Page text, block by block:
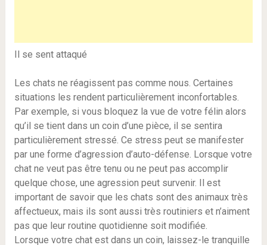
Il se sent attaqué
Les chats ne réagissent pas comme nous. Certaines
situations les rendent particulièrement inconfortables.
Par exemple, si vous bloquez la vue de votre félin alors
qu’il se tient dans un coin d’une pièce, il se sentira
particulièrement stressé. Ce stress peut se manifester
par une forme d’agression d’auto-défense. Lorsque votre
chat ne veut pas être tenu ou ne peut pas accomplir
quelque chose, une agression peut survenir. Il est
important de savoir que les chats sont des animaux très
affectueux, mais ils sont aussi très routiniers et n’aiment
pas que leur routine quotidienne soit modifiée.
Lorsque votre chat est dans un coin, laissez-le tranquille